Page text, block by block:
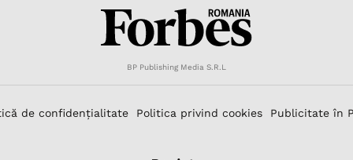
BP Publishing Media S.R.L
de confidențialitate Politica privind cookies Publicitate în